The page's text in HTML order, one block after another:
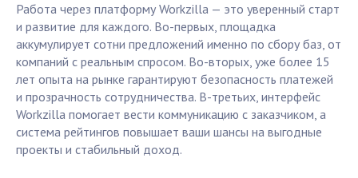
Работа через платформу Workzilla — это уверенный старт
и развитие для каждого. Во-первых, площадка
аккумулирует сотни предложений именно по сбору баз, от
компаний с реальным спросом. Во-вторых, уже более 15
лет опыта на рынке гарантируют безопасность платежей
и прозрачность сотрудничества. В-третьих, интерфейс
Workzilla помогает вести коммуникацию с заказчиком, а
система рейтингов повышает ваши шансы на выгодные
проекты и стабильный доход.